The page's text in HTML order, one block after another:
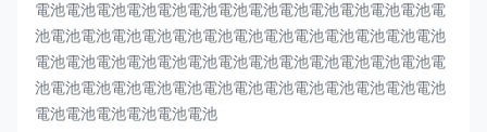
電池電池電池電池電池電池電池電池電池電池電池電池電池電
池電池電池電池電池電池電池電池電池電池電池電池電池電池
電池電池電池電池電池電池電池電池電池電池電池電池電池電
池電池電池電池電池電池電池電池電池電池電池電池電池電池
電池電池電池電池電池電池